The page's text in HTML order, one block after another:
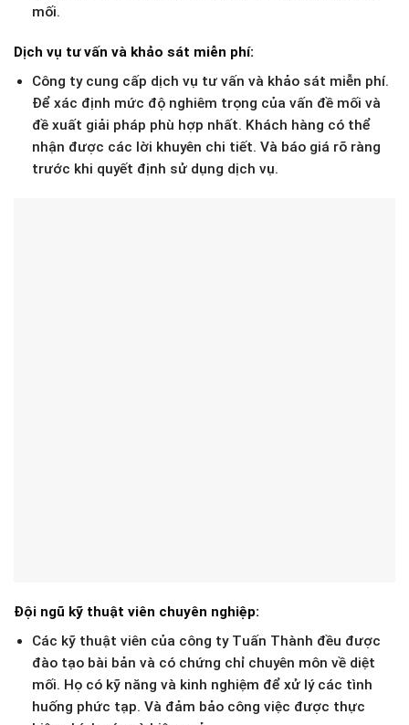
mối.
Dịch vụ tư vấn và khảo sát miễn phí:
Công ty cung cấp dịch vụ tư vấn và khảo sát miễn phí.
Để xác định mức độ nghiêm trọng của vấn đề mối và
đề xuất giải pháp phù hợp nhất. Khách hàng có thể
nhận được các lời khuyên chi tiết. Và báo giá rõ ràng
trước khi quyết định sử dụng dịch vụ.
Đội ngũ kỹ thuật viên chuyên nghiệp:
Các kỹ thuật viên của công ty Tuấn Thành đều được
đào tạo bài bản và có chứng chỉ chuyên môn về diệt
mối. Họ có kỹ năng và kinh nghiệm để xử lý các tình
huống phức tạp. Và đảm bảo công việc được thực